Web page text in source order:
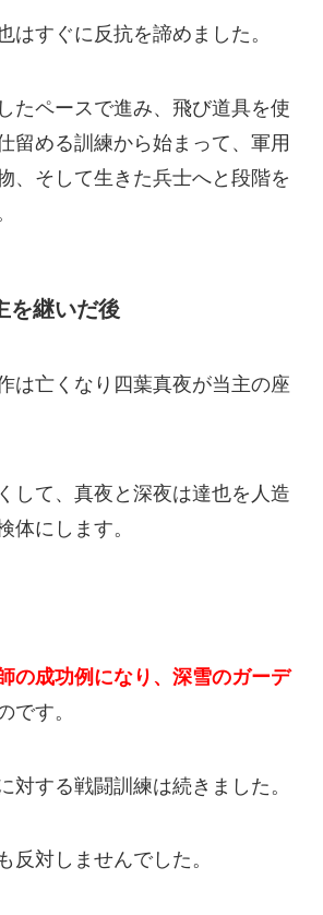
はすぐに反抗を諦めました。
たペースで進み、飛び道具を使
留める訓練から始まって、軍用
、そして生きた兵士へと段階を
を継いだ後
は亡くなり四葉真夜が当主の座
して、真夜と深夜は達也を人造
体にします。
の成功例になり、深雪のガーデ
です。
対する戦闘訓練は続きました。
反対しませんでした。